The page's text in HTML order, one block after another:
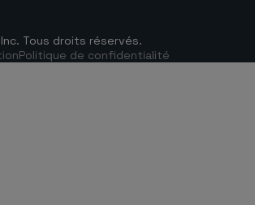
Tous droits réservés.
Politique de confidentialité